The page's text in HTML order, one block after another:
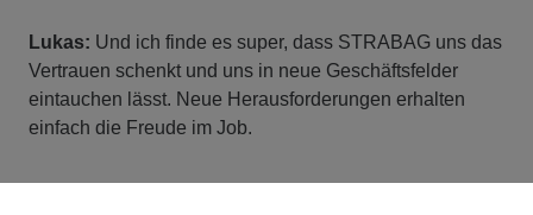
Lukas: Und ich finde es super, dass STRABAG uns das
Vertrauen schenkt und uns in neue Geschäftsfelder
eintauchen lässt. Neue Herausforderungen erhalten
einfach die Freude im Job.